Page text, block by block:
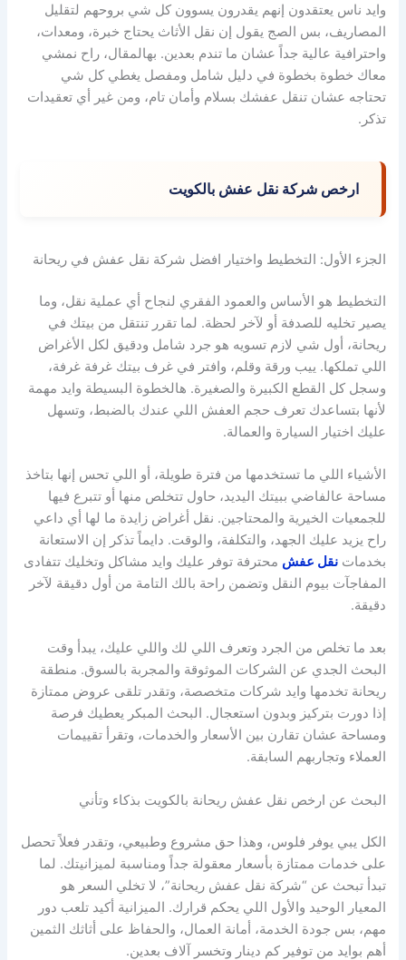
وايد ناس يعتقدون إنهم يقدرون يسوون كل شي بروحهم لتقليل
المصاريف، بس الصج يقول إن نقل الأثاث يحتاج خبرة، ومعدات،
واحترافية عالية جداً عشان ما تندم بعدين. بهالمقال، راح نمشي
معاك خطوة بخطوة في دليل شامل ومفصل يغطي كل شي
تحتاجه عشان تنقل عفشك بسلام وأمان تام، ومن غير أي تعقيدات
تذكر.
ارخص شركة نقل عفش بالكويت
الجزء الأول: التخطيط واختيار افضل شركة نقل عفش في ريحانة
التخطيط هو الأساس والعمود الفقري لنجاح أي عملية نقل، وما
يصير تخليه للصدفة أو لآخر لحظة. لما تقرر تنتقل من بيتك في
ريحانة، أول شي لازم تسويه هو جرد شامل ودقيق لكل الأغراض
اللي تملكها. ييب ورقة وقلم، وافتر في غرف بيتك غرفة غرفة،
وسجل كل القطع الكبيرة والصغيرة. هالخطوة البسيطة وايد مهمة
لأنها بتساعدك تعرف حجم العفش اللي عندك بالضبط، وتسهل
عليك اختيار السيارة والعمالة.
الأشياء اللي ما تستخدمها من فترة طويلة، أو اللي تحس إنها بتاخذ
مساحة عالفاضي ببيتك اليديد، حاول تتخلص منها أو تتبرع فيها
للجمعيات الخيرية والمحتاجين. نقل أغراض زايدة ما لها أي داعي
راح يزيد عليك الجهد، والتكلفة، والوقت. دايماً تذكر إن الاستعانة
بخدماتنقل عفش محترفة توفر عليك وايد مشاكل وتخليك تتفادى
المفاجآت بيوم النقل وتضمن راحة بالك التامة من أول دقيقة لآخر
دقيقة.
بعد ما تخلص من الجرد وتعرف اللي لك واللي عليك، يبدأ وقت
البحث الجدي عن الشركات الموثوقة والمجربة بالسوق. منطقة
ريحانة تخدمها وايد شركات متخصصة، وتقدر تلقى عروض ممتازة
إذا دورت بتركيز وبدون استعجال. البحث المبكر يعطيك فرصة
ومساحة عشان تقارن بين الأسعار والخدمات، وتقرأ تقييمات
العملاء وتجاربهم السابقة.
البحث عن ارخص نقل عفش ريحانة بالكويت بذكاء وتأني
الكل يبي يوفر فلوس، وهذا حق مشروع وطبيعي، وتقدر فعلاً تحصل
على خدمات ممتازة بأسعار معقولة جداً ومناسبة لميزانيتك. لما
تبدأ تبحث عن “شركة نقل عفش ريحانة”، لا تخلي السعر هو
المعيار الوحيد والأول اللي يحكم قرارك. الميزانية أكيد تلعب دور
مهم، بس جودة الخدمة، أمانة العمال، والحفاظ على أثاثك الثمين
أهم بوايد من توفير كم دينار وتخسر آلاف بعدين.